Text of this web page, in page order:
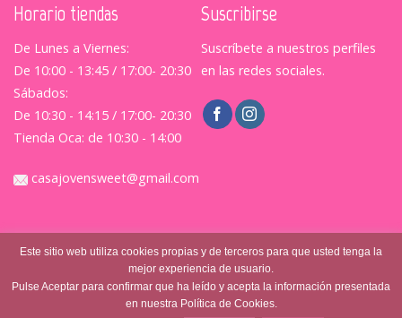
Horario tiendas
De Lunes a Viernes:
De 10:00 - 13:45 / 17:00- 20:30
Sábados:
De 10:30 - 14:15 / 17:00- 20:30
Tienda Oca: de 10:30 - 14:00
Suscribirse
Suscríbete a nuestros perfiles
en las redes sociales.
casajovensweet@gmail.com
© Casajovensweet 2026 | Casa Joven Suite S.L.
Este sitio web utiliza cookies propias y de terceros para que usted tenga la
mejor experiencia de usuario.
Pulse Aceptar para confirmar que ha leído y acepta la información presentada
en nuestra Política de Cookies.